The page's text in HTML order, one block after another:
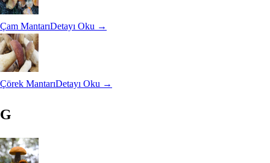
Çam MantarıDetayı Oku →
Çörek MantarıDetayı Oku →
G